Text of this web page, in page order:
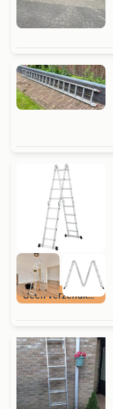
Geen verzendkosten